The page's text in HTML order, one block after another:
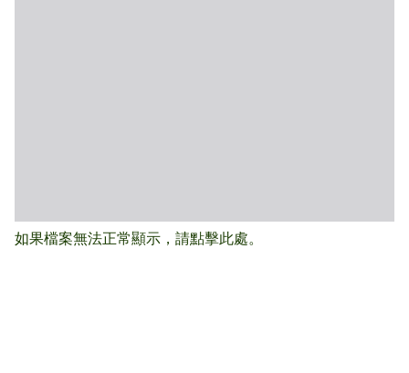
如果檔案無法正常顯示，請點擊此處。